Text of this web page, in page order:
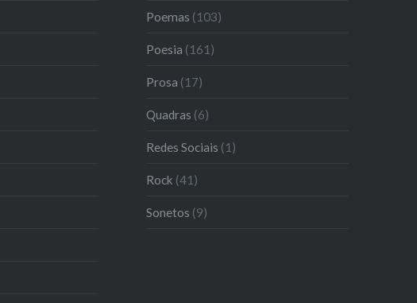
Poemas (103)
Poesia (161)
Prosa (17)
Quadras (6)
Redes Sociais (1)
Rock (41)
Sonetos (9)